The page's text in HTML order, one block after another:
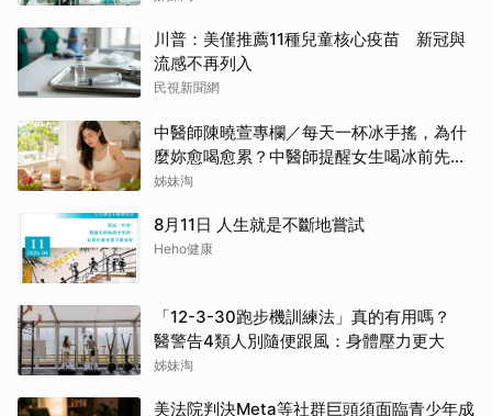
川普：美僅推薦11種兒童核心疫苗 新冠與
流感不再列入
民視新聞網
中醫師陳曉萱專欄／每天一杯冰手搖，為什
麼妳愈喝愈累？中醫師提醒女生喝冰前先看
體質
姊妹淘
8月11日 人生就是不斷地嘗試
Heho健康
「12-3-30跑步機訓練法」真的有用嗎？
醫警告4類人別隨便跟風：身體壓力更大
姊妹淘
美法院判決Meta等社群巨頭須面臨青少年成